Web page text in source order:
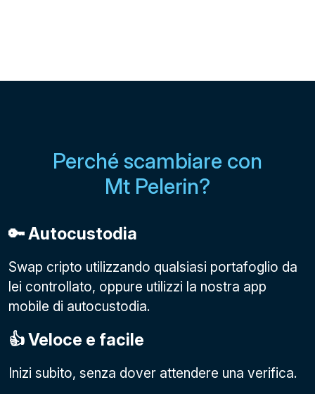
Perché scambiare con
Mt Pelerin?
🔑 Autocustodia
Swap cripto utilizzando qualsiasi portafoglio da
lei controllato, oppure utilizzi la nostra app
mobile di autocustodia.
👍 Veloce e facile
Inizi subito, senza dover attendere una verifica.